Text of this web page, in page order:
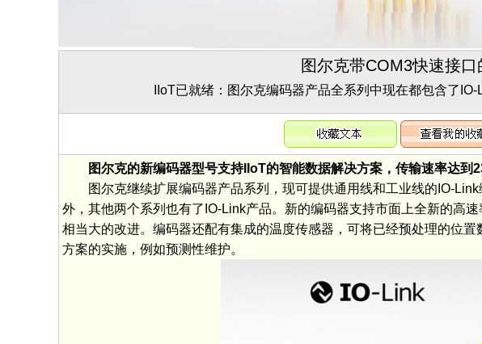
图尔克带COM3快速接
IIoT已就绪：图尔克编码器产品全系列中现在都包含了
图尔克的新编码器型号支持IIoT的智能数据解决方案，传输速率达到
图尔克继续扩展编码器产品系列，现可提供通用线和工业线的IO-
外，其他两个系列也有了IO-Link产品。新的编码器支持市面上全新的高
相当大的改进。编码器还配有集成的温度传感器，可将已经预处理的位
方案的实施，例如预测性维护。